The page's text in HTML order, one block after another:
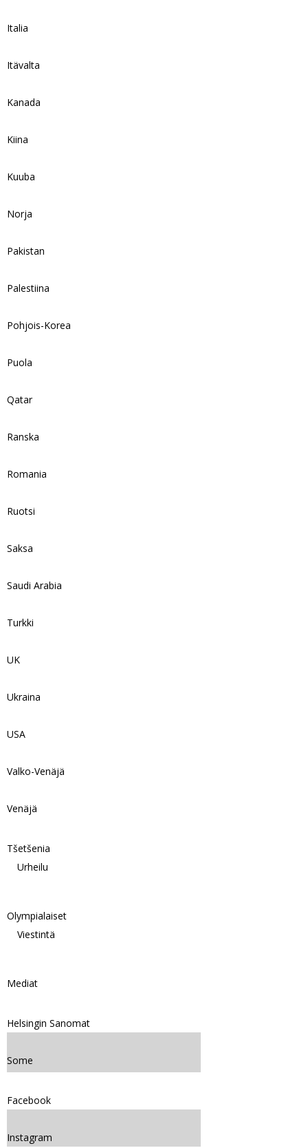
Italia
Itävalta
Kanada
Kiina
Kuuba
Norja
Pakistan
Palestiina
Pohjois-Korea
Puola
Qatar
Ranska
Romania
Ruotsi
Saksa
Saudi Arabia
Turkki
UK
Ukraina
USA
Valko-Venäjä
Venäjä
Tšetšenia
Urheilu
Olympialaiset
Viestintä
Mediat
Helsingin Sanomat
Some
Facebook
Instagram